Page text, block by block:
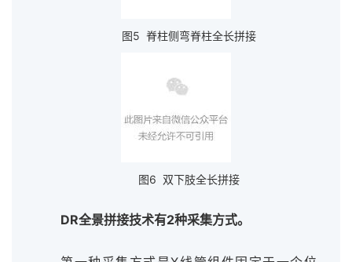
图5 脊柱侧弯脊柱全长拼接
图6 双下肢全长拼接
DR全景拼接技术有2种采集方式。